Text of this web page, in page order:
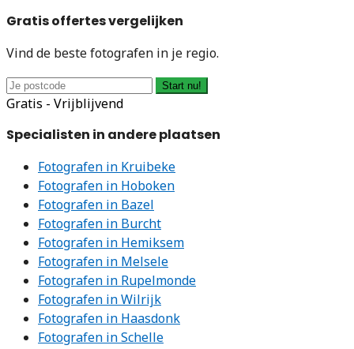
Gratis offertes vergelijken
Vind de beste fotografen in je regio.
Start nu!
Gratis - Vrijblijvend
Specialisten in andere plaatsen
Fotografen in Kruibeke
Fotografen in Hoboken
Fotografen in Bazel
Fotografen in Burcht
Fotografen in Hemiksem
Fotografen in Melsele
Fotografen in Rupelmonde
Fotografen in Wilrijk
Fotografen in Haasdonk
Fotografen in Schelle